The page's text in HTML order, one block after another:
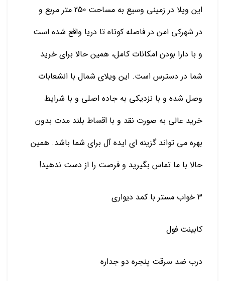
این ویلا در زمینی وسیع به مساحت 250 متر مربع و
در شهرکی امن در فاصله کوتاه تا دریا واقع شده است
و با دارا بودن امکانات کامل، همین حالا برای خرید
شما در دسترس است. این ویلای شمال با انشعابات
وصل شده و با نزدیکی به جاده اصلی و با شرایط
خرید عالی به صورت نقد و با اقساط بلند مدت بدون
بهره می تواند گزینه ای ایده آل برای شما باشد. همین
حالا با ما تماس بگیرید و فرصت را از دست ندهید!
3 خواب مستر با کمد دیواری
کابینت فول
درب ضد سرقت پنجره دو جداره